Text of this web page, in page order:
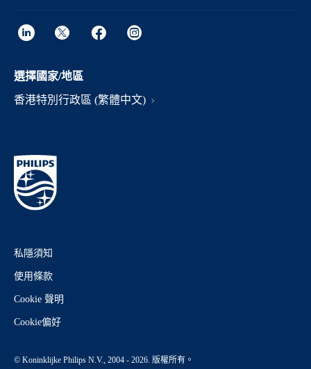
選擇國家/地區
香港特別行政區 (繁體中文)
私隱須知
使用條款
Cookie 聲明
Cookie偏好
© Koninklijke Philips N.V., 2004 - 2026. 版權所有。